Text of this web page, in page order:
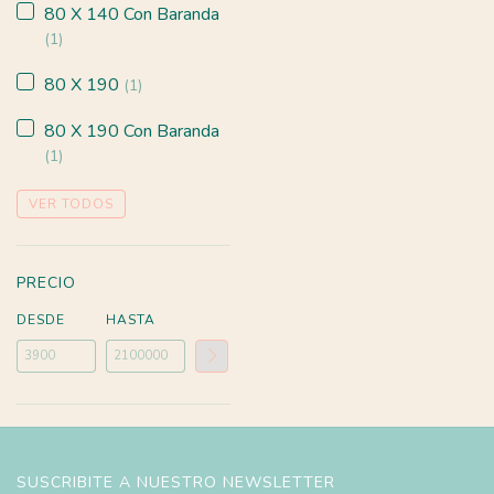
80 X 140 Con Baranda
(1)
80 X 190 (1)
80 X 190 Con Baranda
(1)
VER TODOS
PRECIO
DESDE HASTA
SUSCRIBITE A NUESTRO NEWSLETTER